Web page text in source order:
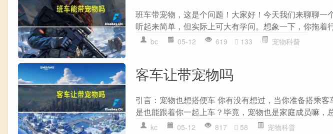
班车带宠物，这是个问题！大家好！今天我们来聊聊
听起来简单，但实际上可大有学问。想象一下，你拖着
bc 05-12 619 133 宠物科普
客车让带宠物吗
引言：宠物也想搭便车 你有没有想过，当你准备搭乘
是也能跟着你一起上车？毕竟，宠物也是家庭成员嘛，
kc 05-12 817 58 宠物科普